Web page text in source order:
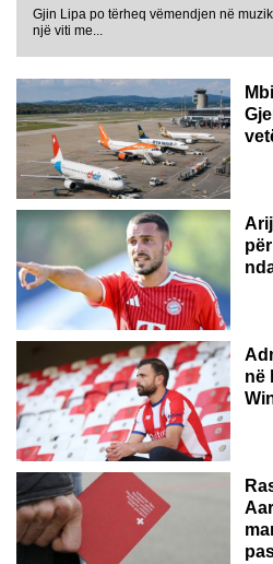
Gjin Lipa po tërheq vëmendjen në
një viti me...
GJERMANI
ZVICËR
në